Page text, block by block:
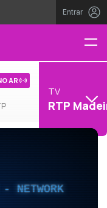
Entrar
AR
TV
RTP
NETWORK